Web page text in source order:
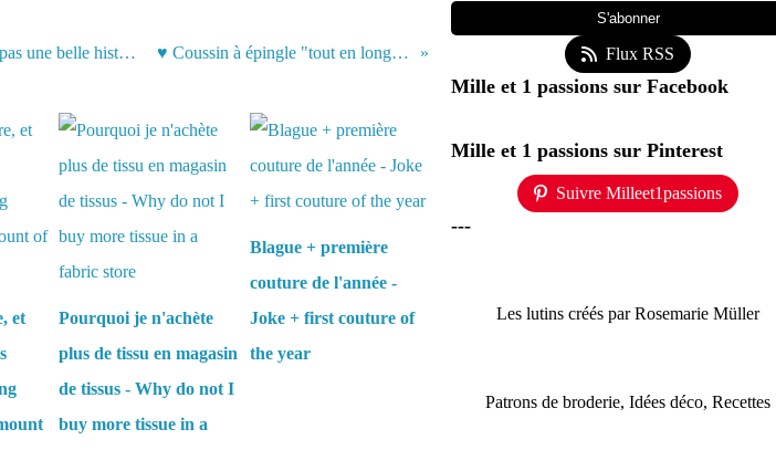
♥ Vrai ou faux, je ne sais pas, mais n'est-ce pas une belle histoire ?... ♥ Coussin à épingle "tout en longueur"
et
Pourquoi je n'achète
plus de tissu en magasin
de tissus - Why do not I
buy more tissue in a
Blague + première
couture de l'année -
Joke + first couture of
the year
Flux RSS
Mille et 1 passions sur Facebook
Mille et 1 passions sur Pinterest
Suivre Milleet1passions
---
Les lutins créés par Rosemarie Müller
Patrons de broderie, Idées déco, Recettes